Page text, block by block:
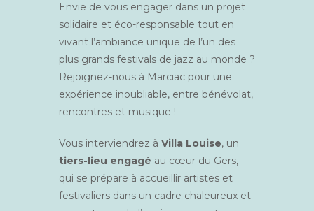
Envie de vous engager dans un projet
solidaire et éco-responsable tout en
vivant l’ambiance unique de l’un des
plus grands festivals de jazz au monde ?
Rejoignez-nous à Marciac pour une
expérience inoubliable, entre bénévolat,
rencontres et musique !
Vous interviendrez à Villa Louise, un
tiers-lieu engagé au cœur du Gers,
qui se prépare à accueillir artistes et
festivaliers dans un cadre chaleureux et